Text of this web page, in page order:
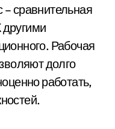
сравнительная
Рабочая
долго
работать,